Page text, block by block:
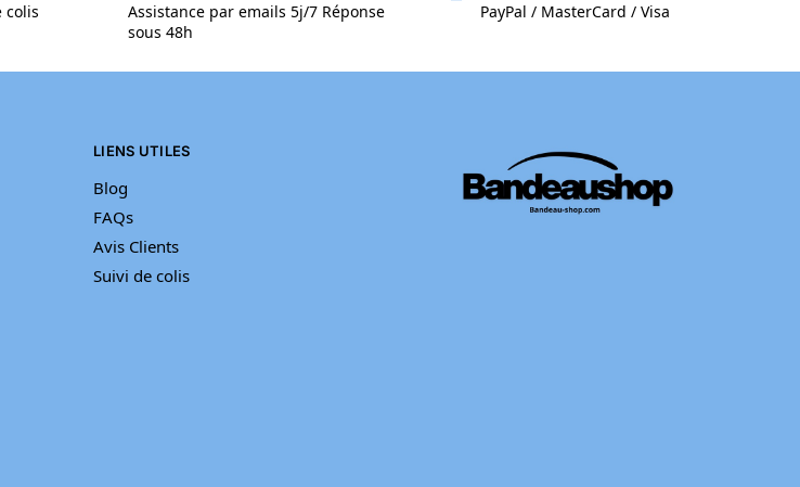
colis
Assistance par emails 5j/7 Réponse
sous 48h
PayPal / MasterCard / Visa
LIENS UTILES
Blog
FAQs
Avis Clients
Suivi de colis